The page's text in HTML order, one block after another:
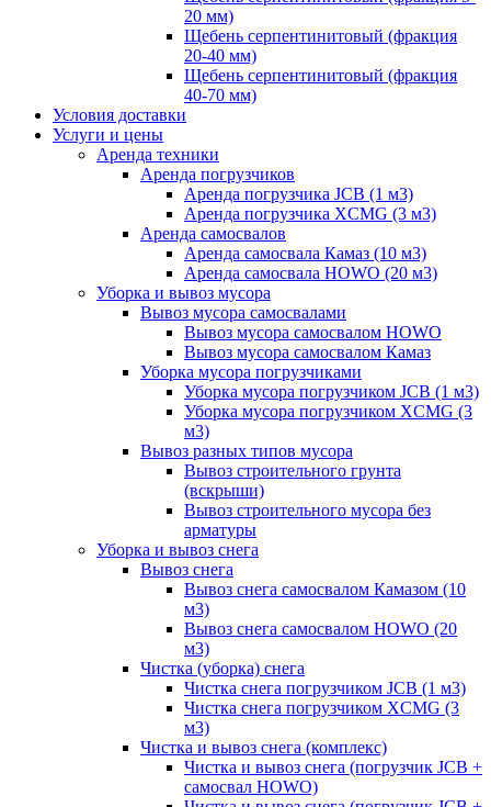
20 мм)
Щебень серпентинитовый (фракция
20-40 мм)
Щебень серпентинитовый (фракция
40-70 мм)
Условия доставки
Услуги и цены
Аренда техники
Аренда погрузчиков
Аренда погрузчика JCB (1 м3)
Аренда погрузчика XCMG (3 м3)
Аренда самосвалов
Аренда самосвала Камаз (10 м3)
Аренда самосвала HOWO (20 м3)
Уборка и вывоз мусора
Вывоз мусора самосвалами
Вывоз мусора самосвалом HOWO
Вывоз мусора самосвалом Камаз
Уборка мусора погрузчиками
Уборка мусора погрузчиком JCB (1 м3)
Уборка мусора погрузчиком XCMG (3
м3)
Вывоз разных типов мусора
Вывоз строительного грунта
(вскрыши)
Вывоз строительного мусора без
арматуры
Уборка и вывоз снега
Вывоз снега
Вывоз снега самосвалом Камазом (10
м3)
Вывоз снега самосвалом HOWO (20
м3)
Чистка (уборка) снега
Чистка снега погрузчиком JCB (1 м3)
Чистка снега погрузчиком XCMG (3
м3)
Чистка и вывоз снега (комплекс)
Чистка и вывоз снега (погрузчик JCB +
самосвал HOWO)